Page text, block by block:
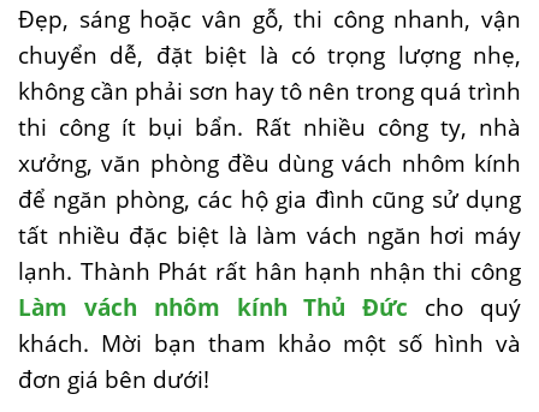
Đẹp, sáng hoặc vân gỗ, thi công nhanh, vận
chuyển dễ, đặt biệt là có trọng lượng nhẹ,
không cần phải sơn hay tô nên trong quá trình
thi công ít bụi bẩn. Rất nhiều công ty, nhà
xưởng, văn phòng đều dùng vách nhôm kính
để ngăn phòng, các hộ gia đình cũng sử dụng
tất nhiều đặc biệt là làm vách ngăn hơi máy
lạnh. Thành Phát rất hân hạnh nhận thi công
Làm vách nhôm kính Thủ Đức cho quý
khách. Mời bạn tham khảo một số hình và
đơn giá bên dưới!